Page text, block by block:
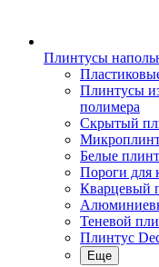
Плинтусы
Плинтусы
полимера
Скрытый
Белые
Пороги для
Кварцевый
Теневой
Плинтус
Еще